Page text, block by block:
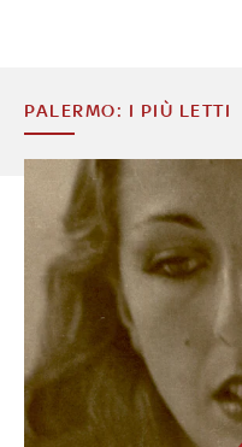
PALERMO: I PIÙ LETTI